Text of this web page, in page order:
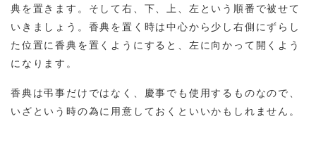
典を置きます。そして右、下、上、左という順番で被せて
いきましょう。香典を置く時は中心から少し右側にずらし
た位置に香典を置くようにすると、左に向かって開くよう
になります。
香典は弔事だけではなく、慶事でも使用するものなので、
いざという時の為に用意しておくといいかもしれません。